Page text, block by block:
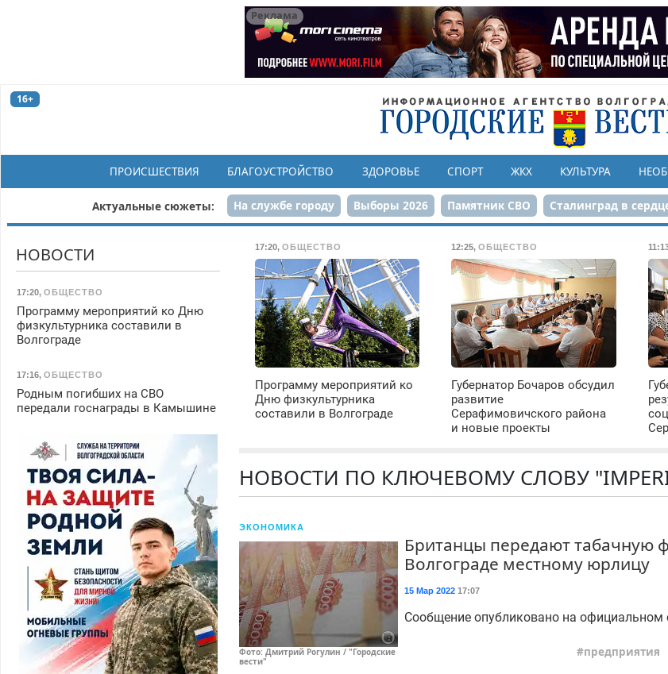
Реклама
16+
ПРОИСШЕСТВИЯ БЛАГОУСТРОЙСТВО ЗДОРОВЬЕ СПОРТ ЖКХ КУЛЬТУРА
Актуальные сюжеты: На службе городу Выборы 2026 Памятник СВО Сталинград в
Реконструкция ЦПКиО 80-летие Победы Парк
17:20,ОБЩЕСТВО
Программу мероприятий ко
Дню физкультурника
составили в Волгограде
12:25,ОБЩЕСТВО
Губернатор Бочаров обсудил
развитие
Серафимовичского района
и новые проекты
НОВОСТИ ПО КЛЮЧЕВОМУ СЛОВУ
ЭКОНОМИКА
Фото: Дмитрий Рогулин / "Городские
вести"
Британцы передают табачную
Волгограде местному юрлицу
15 Мар 2022 17:07
Сообщение опубликовано на официальном
предприятия
НОВОСТИ
17:20, ОБЩЕСТВО
Программу мероприятий ко Дню
физкультурника составили в
Волгограде
17:16, ОБЩЕСТВО
Родным погибших на СВО
передали госнаграды в Камышине